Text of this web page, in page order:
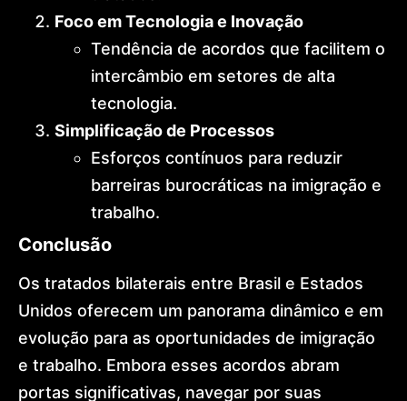
Foco em Tecnologia e Inovação
Tendência de acordos que facilitem o
intercâmbio em setores de alta
tecnologia.
Simplificação de Processos
Esforços contínuos para reduzir
barreiras burocráticas na imigração e
trabalho.
Conclusão
Os tratados bilaterais entre Brasil e Estados
Unidos oferecem um panorama dinâmico e em
evolução para as oportunidades de imigração
e trabalho. Embora esses acordos abram
portas significativas, navegar por suas